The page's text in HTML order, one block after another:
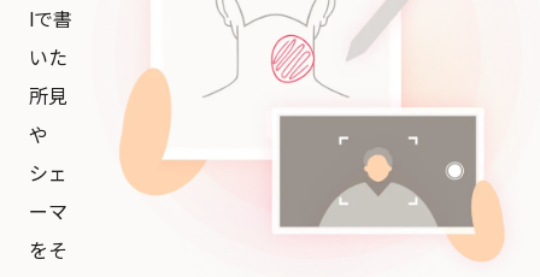
lで書
いた
所見
や
シェ
ーマ
をそ